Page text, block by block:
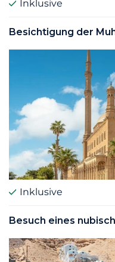
Inklusive
Besichtigung der
Inklusive
Besuch eines